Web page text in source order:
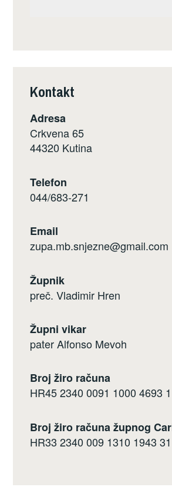
Kontakt
Adresa
Crkvena 65
44320 Kutina
Telefon
044/683-271
Email
zupa.mb.snjezne@gmail.com
Župnik
preč. Vladimir Hren
Župni vikar
pater Alfonso Mevoh
Broj žiro računa
HR45 2340 0091 1000 4693 1
Broj žiro računa župnog
HR33 2340 009 1310 1943 31